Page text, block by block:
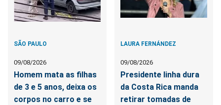
SÃO PAULO
09/08/2026
Homem mata as filhas
de 3 e 5 anos, deixa os
corpos no carro e se
LAURA FERNÁNDEZ
09/08/2026
Presidente linha dura
da Costa Rica manda
retirar tomadas de